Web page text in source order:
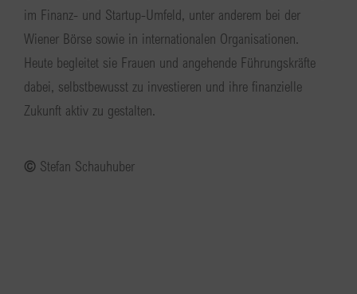
im Finanz- und Startup-Umfeld, unter anderem bei der
Wiener Börse sowie in internationalen Organisationen.
Heute begleitet sie Frauen und angehende Führungskräfte
dabei, selbstbewusst zu investieren und ihre finanzielle
Zukunft aktiv zu gestalten.
© Stefan Schauhuber